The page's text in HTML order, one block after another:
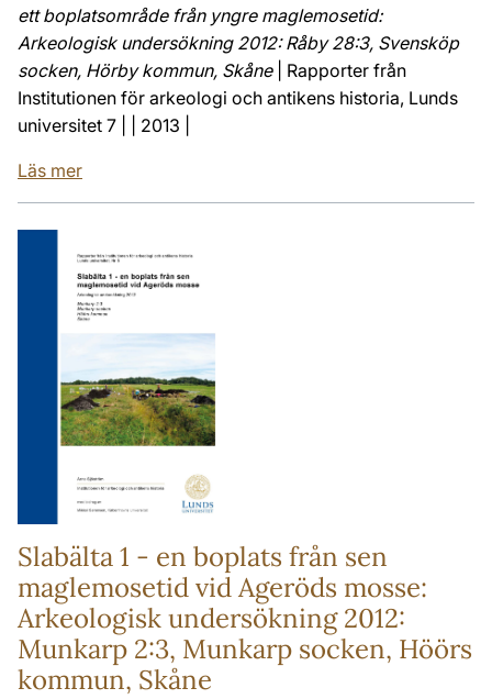
ett boplatsområde från yngre maglemosetid:
Arkeologisk undersökning 2012: Råby 28:3, Svensköp
socken, Hörby kommun, Skåne| Rapporter från
Institutionen för arkeologi och antikens historia, Lunds
universitet 7 | | 2013 |
Läs mer
Slabälta 1 - en boplats från sen
maglemosetid vid Ageröds mosse:
Arkeologisk undersökning 2012:
Munkarp 2:3, Munkarp socken, Höörs
kommun, Skåne